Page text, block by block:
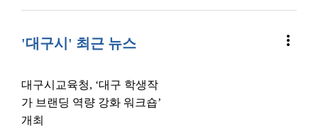
'대구시' 최근 뉴스 more_vert
대구시교육청, ‘대구 학생작
가 브랜딩 역량 강화 워크숍’
개최